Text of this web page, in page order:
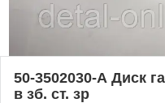
50-3502030-А Диск
в зб. ст. зр